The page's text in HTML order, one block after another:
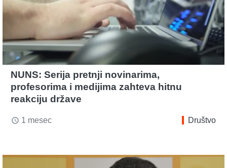
NUNS: Serija pretnji novinarima,
profesorima i medijima zahteva hitnu
reakciju države
access_time 1 mesec Društvo